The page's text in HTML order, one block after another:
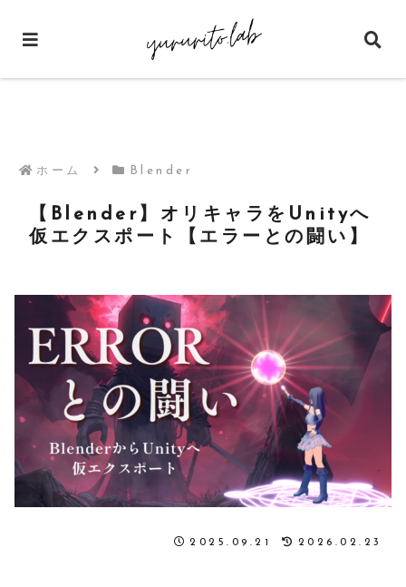
ホーム Blender
【Blender】オリキャラをUnityへ
仮エクスポート【エラーとの闘い】
2025.09.21 2026.02.23